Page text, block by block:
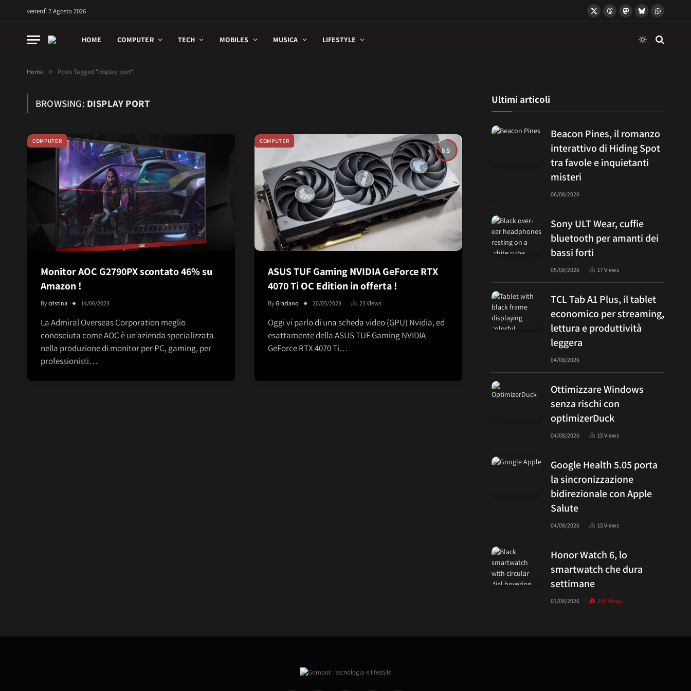
venerdì 7 Agosto 2026
X
ThreadsMastodon
BlueskyWhatsApp
HOME COMPUTER TECH MOBILES MUSICA LIFESTYLE
Home » Posts Tagged "display port"
BROWSING: DISPLAY PORT
COMPUTER
Monitor AOC G2790PX scontato 46% su
Amazon !
Bycristina 14/06/2023
La Admiral Overseas Corporation meglio
conosciuta come AOC è un’azienda specializzata
nella produzione di monitor per PC, gaming, per
professionisti…
8.5
COMPUTER
ASUS TUF Gaming NVIDIA GeForce RTX
4070 Ti OC Edition in offerta !
ByGraziano 20/05/2023 23Views
Oggi vi parlo di una scheda video (GPU) Nvidia, ed
esattamente della ASUS TUF Gaming NVIDIA
GeForce RTX 4070 Ti…
Ultimi articoli
Beacon Pines, il romanzo
interattivo di Hiding Spot
tra favole e inquietanti
misteri
06/08/2026
Sony ULT Wear, cuffie
bluetooth per amanti dei
bassi forti
05/08/2026 17Views
TCL Tab A1 Plus, il tablet
economico per streaming,
lettura e produttività
leggera
04/08/2026
Ottimizzare Windows
senza rischi con
optimizerDuck
04/08/2026 15Views
Google Health 5.05 porta
la sincronizzazione
bidirezionale con Apple
Salute
04/08/2026 15Views
Honor Watch 6, lo
smartwatch che dura
settimane
03/08/2026 300Views